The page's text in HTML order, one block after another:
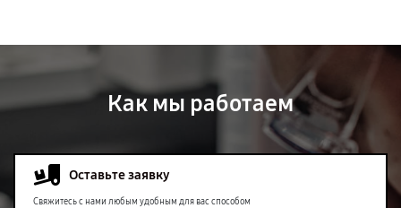
Как мы работаем
Оставьте заявку
Свяжитесь с нами любым удобным для вас способом